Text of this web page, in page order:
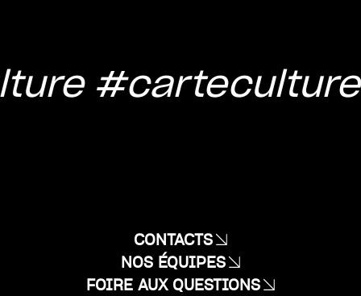
#carteculture
CONTACTS
NOS ÉQUIPES
FOIRE AUX QUESTIONS